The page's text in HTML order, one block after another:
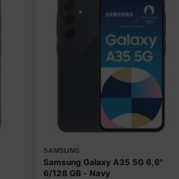
SAMSUNG
Samsung Galaxy A35 5G 6,6"
6/128 GB - Navy